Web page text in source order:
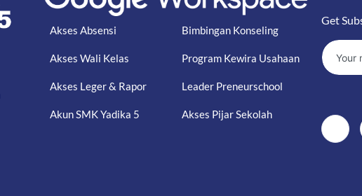
Akses Absensi
Akses Wali Kelas
Akses Leger & Rapor
Akun SMK Yadika 5
Bimbingan Konseling
Program Kewira Usahaan
Leader Preneurschool
Akses Pijar Sekolah
Get